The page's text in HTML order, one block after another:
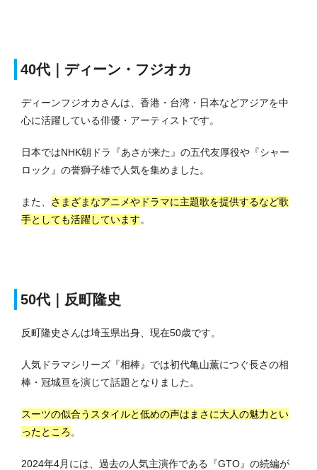
40代｜ディーン・フジオカ
ディーンフジオカさんは、香港・台湾・日本などアジアを中
心に活躍している俳優・アーティストです。
日本ではNHK朝ドラ『あさが来た』の五代友厚役や『シャー
ロック』の誉獅子雄で人気を集めました。
また、 さまざまなアニメやドラマに主題歌を提供するなど歌
手としても活躍しています。
50代｜反町隆史
反町隆史さんは埼玉県出身、現在50歳です。
人気ドラマシリーズ『相棒』では初代亀山薫につぐ長さの相
棒・冠城亘を演じて話題となりました。
スーツの似合うスタイルと低めの声はまさに大人の魅力とい
ったところ 。
2024年4月には、過去の人気主演作である『GTO』の続編が